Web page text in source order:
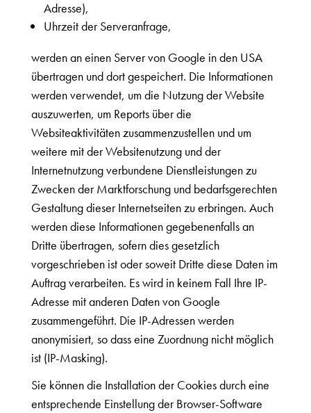
Adresse),
Uhrzeit der Serveranfrage,
werden an einen Server von Google in den USA
übertragen und dort gespeichert. Die Informationen
werden verwendet, um die Nutzung der Website
auszuwerten, um Reports über die
Websiteaktivitäten zusammenzustellen und um
weitere mit der Websitenutzung und der
Internetnutzung verbundene Dienstleistungen zu
Zwecken der Marktforschung und bedarfsgerechten
Gestaltung dieser Internetseiten zu erbringen. Auch
werden diese Informationen gegebenenfalls an
Dritte übertragen, sofern dies gesetzlich
vorgeschrieben ist oder soweit Dritte diese Daten im
Auftrag verarbeiten. Es wird in keinem Fall Ihre IP-
Adresse mit anderen Daten von Google
zusammengeführt. Die IP-Adressen werden
anonymisiert, so dass eine Zuordnung nicht möglich
ist (IP-Masking).
Sie können die Installation der Cookies durch eine
entsprechende Einstellung der Browser-Software